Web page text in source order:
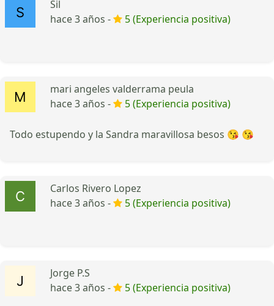
Sil
hace 3 años -
5 (Experiencia positiva)
mari angeles valderrama peula
hace 3 años -
5 (Experiencia positiva)
Todo estupendo y la Sandra maravillosa besos 😘 😘
Carlos Rivero Lopez
hace 3 años -
5 (Experiencia positiva)
Jorge P.S
hace 3 años -
5 (Experiencia positiva)